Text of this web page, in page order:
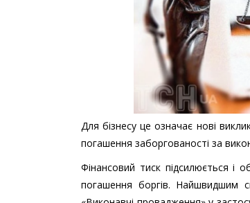
Для бізнесу це означає нові
погашення заборгованості за
Фінансовий тиск підсилюється
погашення боргів. Найшвидшим